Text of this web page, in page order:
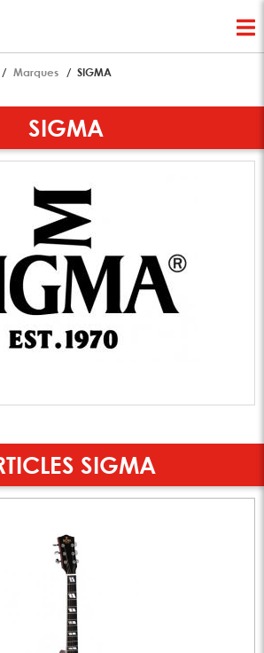
Marques SIGMA
SIGMA
SIGMA